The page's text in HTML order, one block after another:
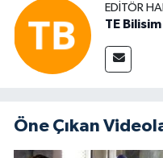
EDITÖR
TE Bilisim
Öne Çıkan